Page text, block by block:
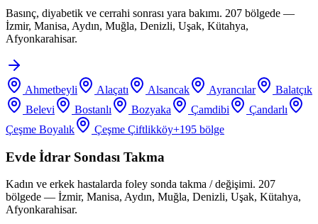
Basınç, diyabetik ve cerrahi sonrası yara bakımı. 207 bölgede —
İzmir, Manisa, Aydın, Muğla, Denizli, Uşak, Kütahya,
Afyonkarahisar.
Ahmetbeyli Alaçatı Alsancak Ayrancılar
Balatçık
Belevi
Bostanlı Bozyaka Çamdibi
Çandarlı
Çeşme Boyalık
Çeşme Çiftlikköy+195 bölge
Evde İdrar Sondası Takma
Kadın ve erkek hastalarda foley sonda takma / değişimi. 207
bölgede — İzmir, Manisa, Aydın, Muğla, Denizli, Uşak, Kütahya,
Afyonkarahisar.